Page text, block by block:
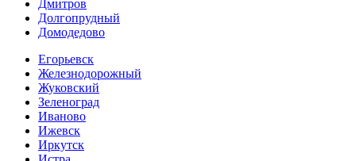
Дмитров
Долгопрудный
Домодедово
Егорьевск
Железнодорожный
Жуковский
Зеленоград
Иваново
Ижевск
Иркутск